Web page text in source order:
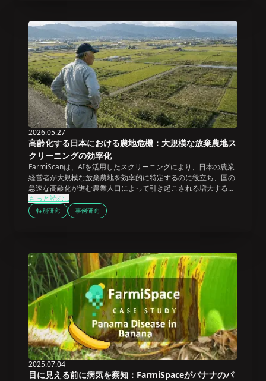
2026.05.27
高齢化する日本における農地危機：大規模な放棄農地ス
クリーニングの効率化
FarmiScanは、AIを活用したスクリーニングにより、日本の農業
経営者が大規模な放棄農地を効率的に特定するのに役立ち、国の
急速な高齢化が進む農業人口によって引き起こされる増大する危
機に取り組んでいます。
もっと読む...
特別研究 事例研究
2025.07.04
目に見える前に病気を察知：FarmiSpaceがバナナのパ